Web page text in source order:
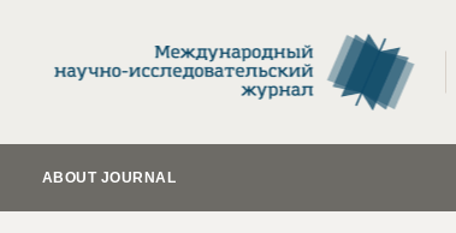
ABOUT JOURNAL